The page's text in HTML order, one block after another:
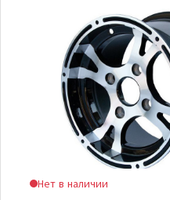
Нет в наличии